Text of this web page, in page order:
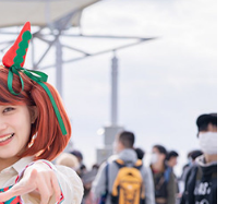
座談会
ABEMA Cafe